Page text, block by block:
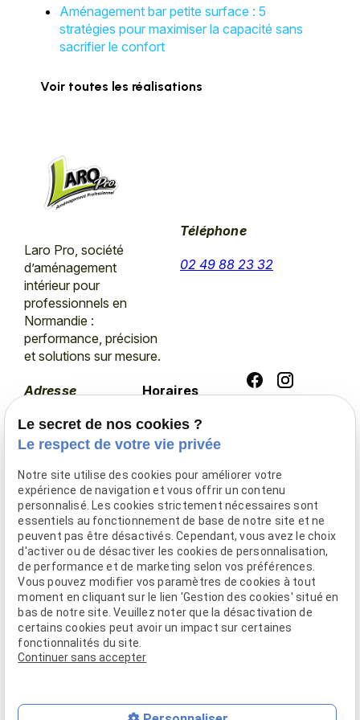
Aménagement bar petite surface : 5
stratégies pour maximiser la capacité sans
sacrifier le confort
Voir toutes les réalisations
Laro Pro, société
d’aménagement
intérieur pour
professionnels en
Normandie :
performance, précision
et solutions sur mesure.
Téléphone
02 49 88 23 32
Adresse
3 Chemin de la
Baulue
sur Odon
Horaires
Lundi -
Vendredi
12:00 / 13:30
- 17:30
Pour qui ?
Nos Prestations
Nos réalisations
Devis
Contact
Le secret de nos cookies ?
Le respect de votre vie privée
Notre site utilise des cookies pour améliorer votre
expérience de navigation et vous offrir un contenu
personnalisé. Les cookies strictement nécessaires sont
essentiels au fonctionnement de base de notre site et ne
peuvent pas être désactivés. Cependant, vous avez le choix
d'activer ou de désactiver les cookies de personnalisation,
de performance et de marketing selon vos préférences.
Vous pouvez modifier vos paramètres de cookies à tout
moment en cliquant sur le lien 'Gestion des cookies' situé en
bas de notre site. Veuillez noter que la désactivation de
certains cookies peut avoir un impact sur certaines
fonctionnalités du site.
Continuer sans accepter